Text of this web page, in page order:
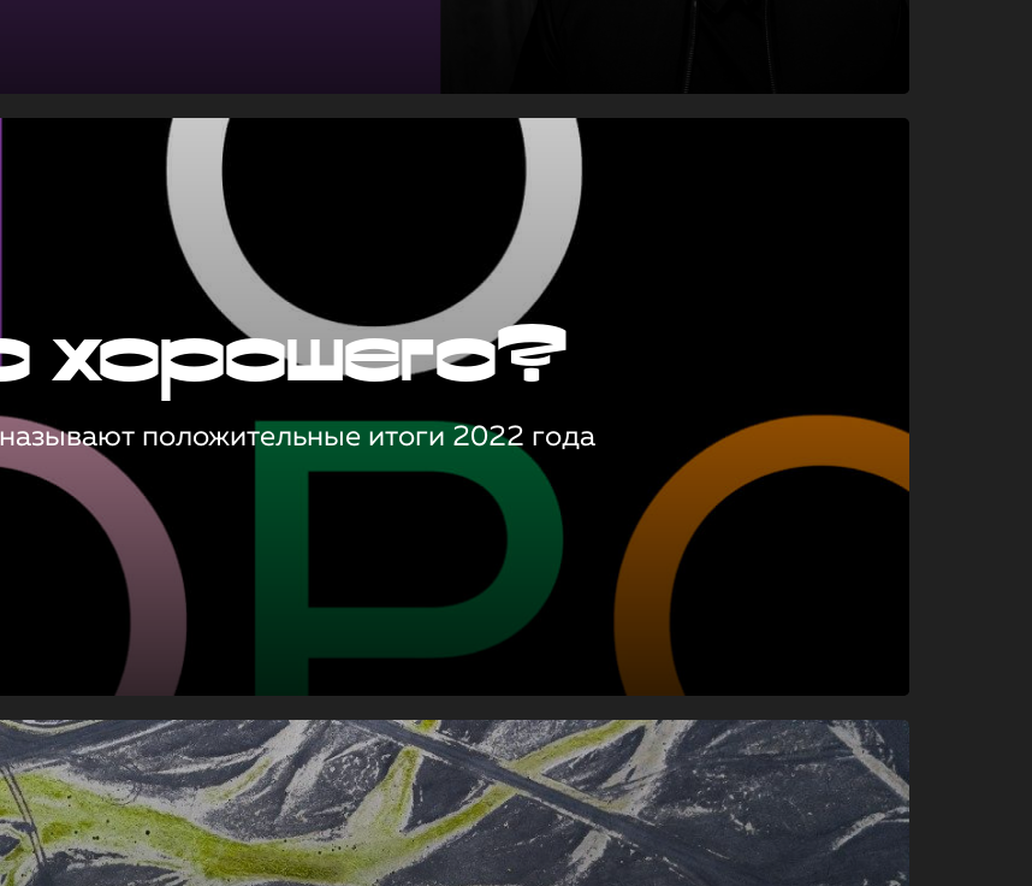
хорошего?
положительные итоги 2022 года